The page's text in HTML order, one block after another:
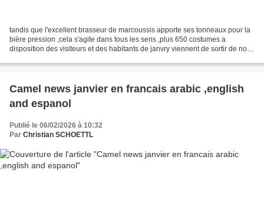
tandis que l'excellent brasseur de marcoussis apporte ses tonneaux pour la
bière pression ,cela s'agite dans tous les sens ,plus 650 costumes a
disposition des visiteurs et des habitants de janvry viennent de sortir de nos
Camel news janvier en francais arabic ,english
and espanol
Publié le 06/02/2026 à 10:32
Par Christian SCHOETTL